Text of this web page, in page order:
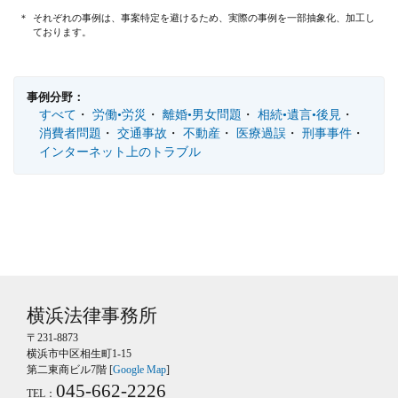
それぞれの事例は、事案特定を避けるため、実際の事例を一部抽象化、加工し
ております。
事例分野：
すべて 労働•労災 離婚•男女問題
相続•遺言•後見
消費者問題
交通事故 不動産 医療過誤
刑事事件
インターネット上のトラブル
横浜法律事務所
〒231-8873
横浜市中区相生町1-15
第二東商ビル7階 [Google Map]
TEL： 045-662-2226